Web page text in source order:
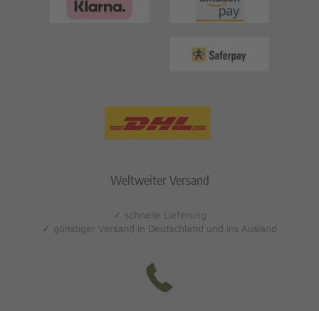
Weltweiter Versand
✓ schnelle Lieferung
✓ günstiger Versand in Deutschland und ins Ausland